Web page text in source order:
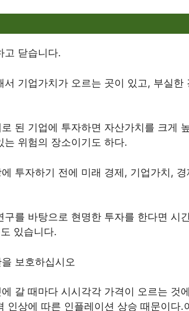
고 닫습니다.
서 기업가치가 오르는 곳이 있고, 부실한
된 기업에 투자하면 자산가치를 크게
는 위험의 장소이기도 하다.
투자하기 전에 미래 경제, 기업가치,
구를 바탕으로 현명한 투자를 한다면 시
있습니다.
보호하십시오
갈 때마다 시시각각 가격이 오르는 것
인상에 따른 인플레이션 상승 때문이다.